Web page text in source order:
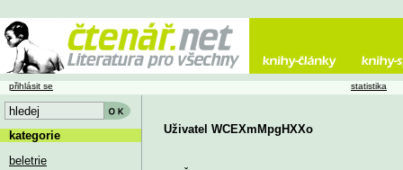
Uživatel WCEXmMpgHXXo
přihlásit se statistika
kategorie
beletrie